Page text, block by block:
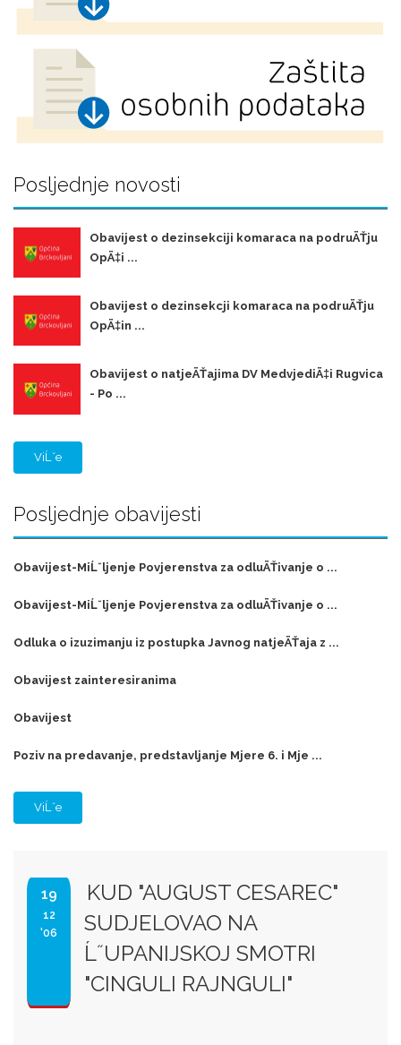
Posljednje novosti
Obavijest o dezinsekciji komaraca na podruÄŤju
OpÄ‡i ...
Obavijest o dezinsekcji komaraca na podruÄŤju
OpÄ‡in ...
Obavijest o natjeÄŤajima DV MedvjediÄ‡i Rugvica
- Po ...
ViĹˇe
Posljednje obavijesti
Obavijest-MiĹˇljenje Povjerenstva za odluÄŤivanje o ...
Obavijest-MiĹˇljenje Povjerenstva za odluÄŤivanje o ...
Odluka o izuzimanju iz postupka Javnog natjeÄŤaja z ...
Obavijest zainteresiranima
Obavijest
Poziv na predavanje, predstavljanje Mjere 6. i Mje ...
ViĹˇe
19
12
'06
KUD "AUGUST CESAREC"
SUDJELOVAO NA
Ĺ˝UPANIJSKOJ SMOTRI
"CINGULI RAJNGULI"